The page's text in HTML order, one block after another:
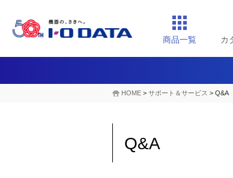
商品一覧 カ
HOME > サポート＆サービス > Q&A
Q&A